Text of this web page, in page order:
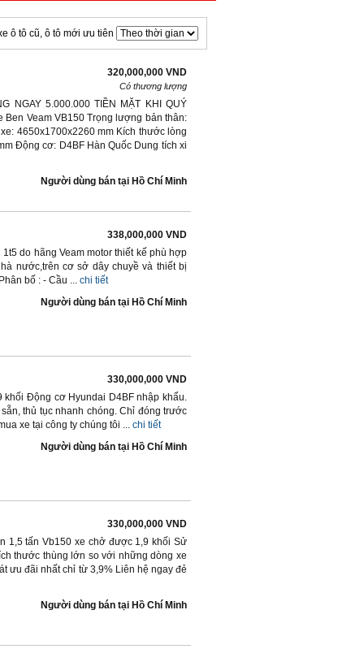
ô tô cũ, ô tô mới ưu tiên
320,000,000 VND
Có thương lượng
NGAY 5.000.000 TIỀN MẶT KHI QUÝ
Ben Veam VB150 Trọng lượng bản thân:
4650x1700x2260 mm Kích thước lòng
Động cơ: D4BF Hàn Quốc Dung tích xi
Người dùng bán tại Hồ Chí Minh
338,000,000 VND
do hãng Veam motor thiết kế phù hợp
nước,trên cơ sở dây chuyề và thiết bị
bố : - Cầu ... chi tiết
Người dùng bán tại Hồ Chí Minh
330,000,000 VND
khối Động cơ Hyundai D4BF nhập khẩu.
thủ tục nhanh chóng. Chỉ đóng trước
xe tại công ty chúng tôi ... chi tiết
Người dùng bán tại Hồ Chí Minh
330,000,000 VND
1,5 tấn Vb150 xe chở được 1,9 khối Sử
thước thùng lớn so với những dòng xe
ưu đãi nhất chỉ từ 3,9% Liên hệ ngay đẻ
Người dùng bán tại Hồ Chí Minh